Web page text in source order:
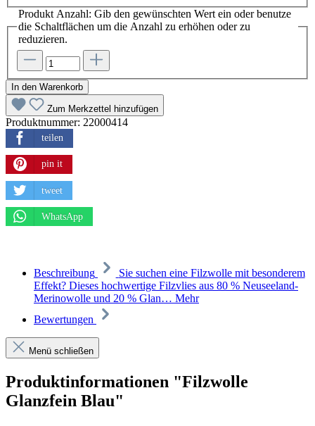
Produkt Anzahl: Gib den gewünschten Wert ein oder benutze
die Schaltflächen um die Anzahl zu erhöhen oder zu
reduzieren.
In den Warenkorb
Zum Merkzettel hinzufügen
Produktnummer: 22000414
teilen
pin it
tweet
WhatsApp
Beschreibung
Sie suchen eine Filzwolle mit besonderem
Effekt? Dieses hochwertige Filzvlies aus 80 % Neuseeland-
Merinowolle und 20 % Glan… Mehr
Bewertungen
Menü schließen
Produktinformationen "Filzwolle
Glanzfein Blau"